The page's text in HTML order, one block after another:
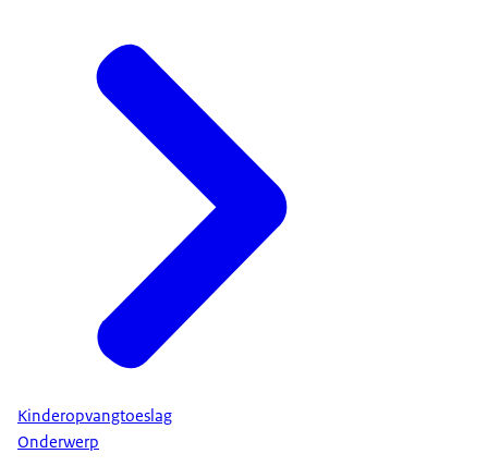
Kinderopvangtoeslag
Onderwerp